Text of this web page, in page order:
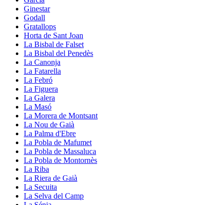
Ginestar
Godall
Gratallops
Horta de Sant Joan
La Bisbal de Falset
La Bisbal del Penedès
La Canonja
La Fatarella
La Febró
La Figuera
La Galera
La Masó
La Morera de Montsant
La Nou de Gaià
La Palma d'Ebre
La Pobla de Mafumet
La Pobla de Massaluca
La Pobla de Montornès
La Riba
La Riera de Gaià
La Secuita
La Selva del Camp